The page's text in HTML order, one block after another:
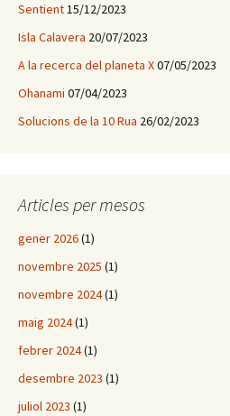
Sentient15/12/2023
Isla Calavera 20/07/2023
A la recerca del planeta X07/05/2023
Ohanami 07/04/2023
Solucions de la 10 Rua 26/02/2023
Articles per mesos
gener 2026(1)
novembre 2025 (1)
novembre 2024(1)
maig 2024(1)
febrer 2024(1)
desembre 2023 (1)
juliol 2023 (1)